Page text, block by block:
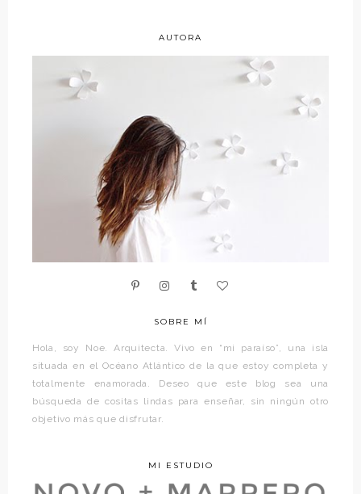
AUTORA
SOBRE MÍ
Hola, soy Noe. Arquitecta. Vivo en “mi paraíso”, una isla
situada en el Océano Atlántico de la que estoy completa y
totalmente enamorada. Deseo que este blog sea una
búsqueda de cositas lindas para enseñar, sin ningún otro
objetivo más que disfrutar.
MI ESTUDIO